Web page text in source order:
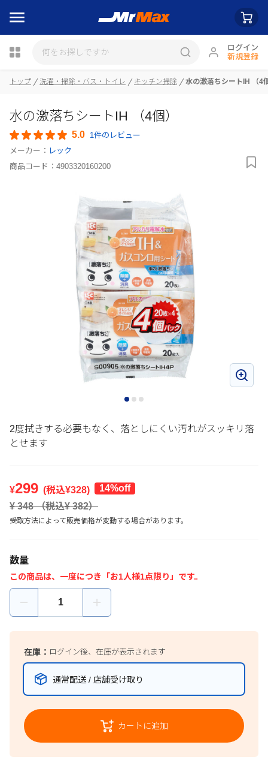
ログイン
新規登録
トップ 洗濯・掃除・バス・トイレ キッチン掃除 水の激落ちシートIH （4
水の激落ちシートIH （4個）
5.0 1件のレビュー
メーカー： レック
商品コード： 4903320160200
2度拭きする必要もなく、落としにくい汚れがスッキリ落
とせます
¥299 (税込¥328)
14%off
¥ 348（税込¥382）
受取方法によって販売価格が変動する場合があります。
数量
この商品は、一度につき「お1人様1点限り」です。
在庫： ログイン後、在庫が表示されます
通常配送 / 店舗受け取り
カートに追加